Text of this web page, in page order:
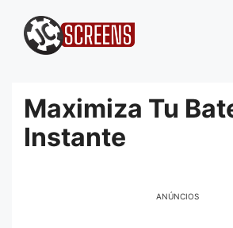
para
Maximiza Tu
Instante
ANÚNCIOS